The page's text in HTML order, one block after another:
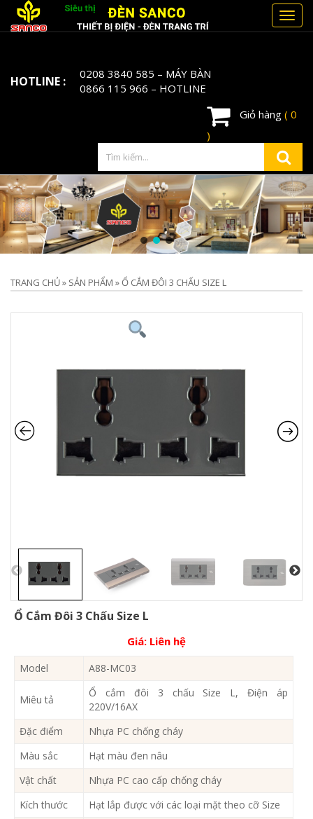
HOTLINE : 0208 3840 585 – MÁY BÀN
0866 115 966 – HOTLINE
Giỏ hàng ( 0
)
TRANG CHỦ» SẢN PHẨM »Ổ CẮM ĐÔI 3 CHẤU SIZE L
Ổ Cắm Đôi 3 Chấu Size L
Giá: Liên hệ
Model A88-MC03
Miêu tả
Ổ cắm đôi 3 chấu Size L, Điện áp
220V/16AX
Đặc điểm
Nhựa PC chống cháy
Màu sắc
Hạt màu đen nâu
Vật chất
Nhựa PC cao cấp chống cháy
Kích thước
Hạt lắp được với các loại mặt theo cỡ Size